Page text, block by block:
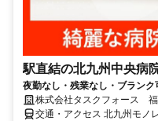
駅直結の北九州中央病
夜勤なし・残業なし・ブラン
株式会社タスクフォース
(20260306_649)
交通・アクセス 北九州モノ